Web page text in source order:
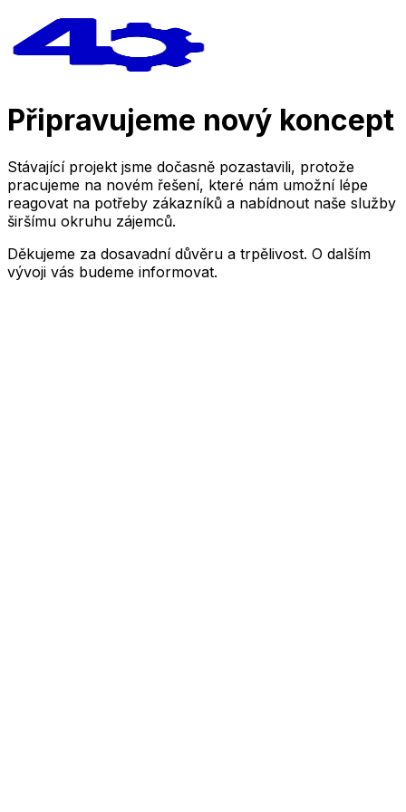
Připravujeme nový koncept
Stávající projekt jsme dočasně pozastavili, protože
pracujeme na novém řešení, které nám umožní lépe
reagovat na potřeby zákazníků a nabídnout naše služby
širšímu okruhu zájemců.
Děkujeme za dosavadní důvěru a trpělivost. O dalším
vývoji vás budeme informovat.